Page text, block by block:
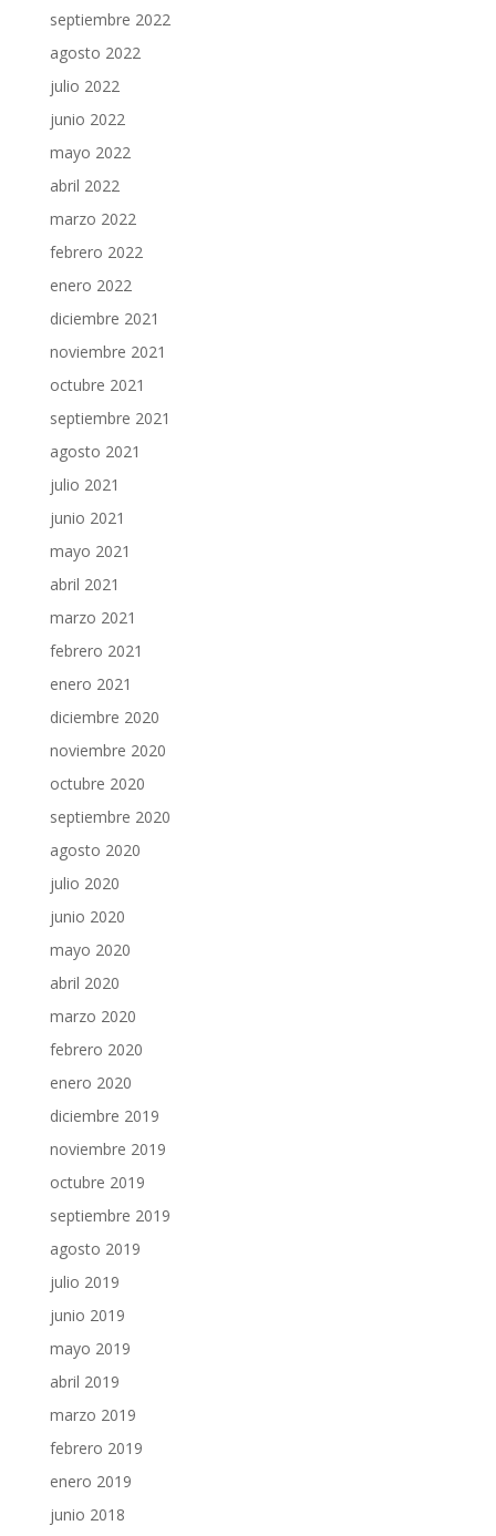
septiembre 2022
agosto 2022
julio 2022
junio 2022
mayo 2022
abril 2022
marzo 2022
febrero 2022
enero 2022
diciembre 2021
noviembre 2021
octubre 2021
septiembre 2021
agosto 2021
julio 2021
junio 2021
mayo 2021
abril 2021
marzo 2021
febrero 2021
enero 2021
diciembre 2020
noviembre 2020
octubre 2020
septiembre 2020
agosto 2020
julio 2020
junio 2020
mayo 2020
abril 2020
marzo 2020
febrero 2020
enero 2020
diciembre 2019
noviembre 2019
octubre 2019
septiembre 2019
agosto 2019
julio 2019
junio 2019
mayo 2019
abril 2019
marzo 2019
febrero 2019
enero 2019
junio 2018